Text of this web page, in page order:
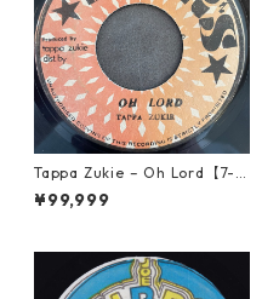
Tappa Zukie – Oh Lord【7-2
2006】
¥99,999